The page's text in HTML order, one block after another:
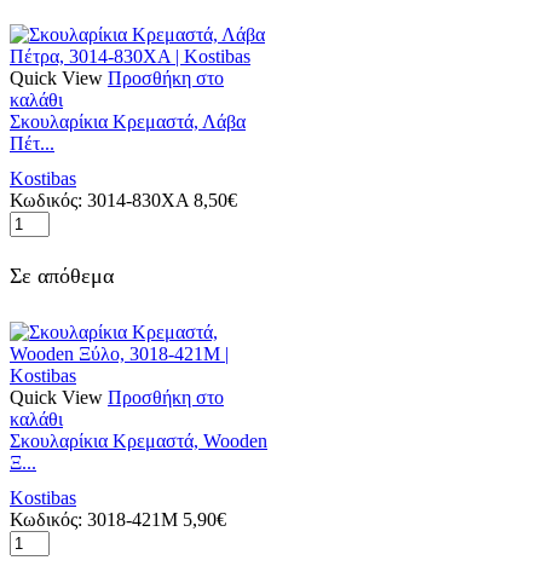
|
Kostibas
ποσότητα
Quick View Προσθήκη στο
καλάθι
Σκουλαρίκια Κρεμαστά, Λάβα
Πέτ...
Kostibas
Κωδικός: 3014-830XA 8,50€
Σκουλαρίκια
Κρεμαστά,
Λάβα
Πέτρα,
830XA
|
Kostibas
ποσότητα
Σε απόθεμα
Quick View Προσθήκη στο
καλάθι
Σκουλαρίκια Κρεμαστά, Wooden
Ξ...
Kostibas
Κωδικός: 3018-421M 5,90€
Σκουλαρίκια
Κρεμαστά,